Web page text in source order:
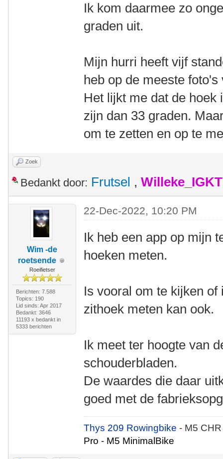
Ik kom daarmee zo
graden uit.
Mijn hurri heeft vijf
heb op de meeste
Het lijkt me dat de hoek
zijn dan 33 graden.
om te zetten en op te
Zoek
Bedankt door: Frutsel , Willeke_IGKT
Wim -de
roetsende
Roeifietser
Berichten: 7.588
Topics: 190
Lid sinds: Apr 2017
Bedankt: 3646
11193 x bedankt in
5333 berichten
22-Dec-2022, 10:20 PM
Ik heb een app op mijn
hoeken meten.
Is vooral om te kijken
zithoek meten kan ook.
Ik meet ter hoogte van
schouderbladen.
De waardes die daar
goed met de
Thys 209 Rowingbike- M5
Pro - M5 MinimalBike